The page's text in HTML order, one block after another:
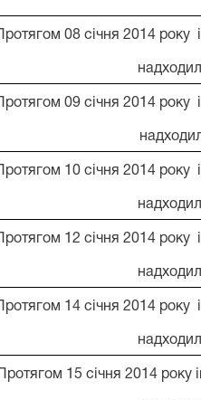
Протягом 08 січня 2014 року
Протягом 09 січня 2014 року
Протягом 10 січня 2014 року
Протягом 12 січня 2014 року
Протягом 14 січня 2014 року
Протягом 15 січня 2014 року